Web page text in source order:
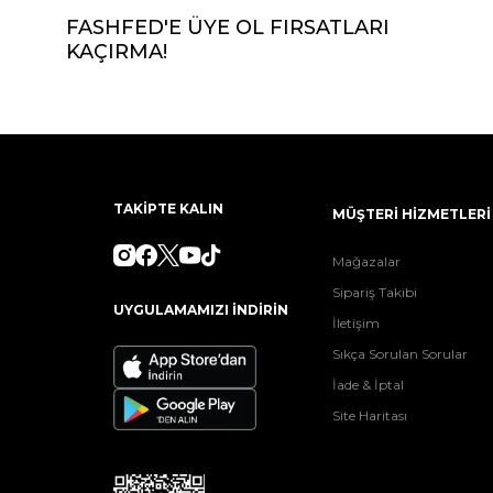
FASHFED'E ÜYE OL FIRSATLARI
KAÇIRMA!
TAKİPTE KALIN
UYGULAMAMIZI İNDİRİN
MÜŞTERİ HİZMETLERİ
Mağazalar
Sipariş Takibi
İletişim
Sıkça Sorulan Sorular
İade & İptal
Site Haritası